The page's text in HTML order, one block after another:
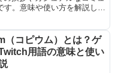
。意味や使い方を解説しま
（コピウム）とは？ゲ
用語の意味と使い